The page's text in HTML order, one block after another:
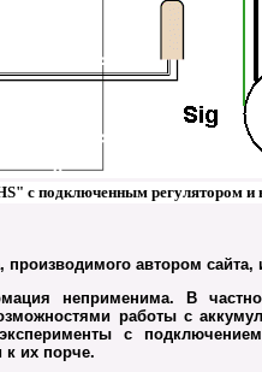
с подключенным регулятором и
автором сайта,
неприменима. В
работы с
с
к их порче.